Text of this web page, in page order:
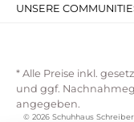
UNSERE
* Alle Preise inkl.
und ggf.
angegeben.
© 2026 Schuhhaus